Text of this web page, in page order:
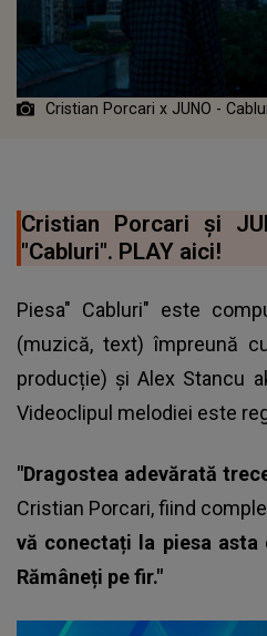
Cristian Porcari x JUNO -
Cristian Porcari și
"Cabluri". PLAY aici!
Piesa" Cabluri" este
(muzică, text) împreună
producție) și Alex Stancu
Videoclipul melodiei este
"Dragostea adevărată
Cristian Porcari, fiind
vă conectați la piesa
Rămâneți pe fir."